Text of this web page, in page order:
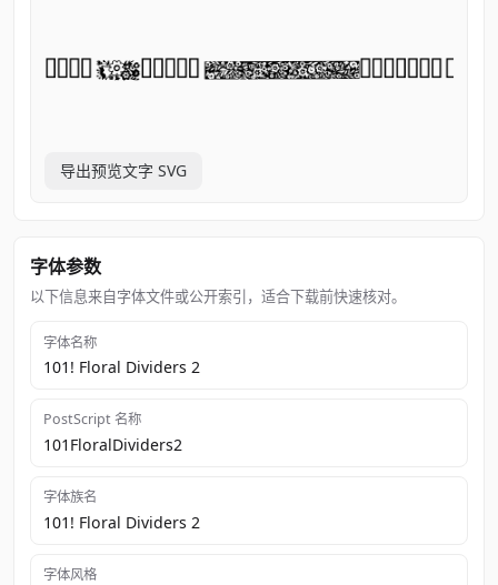
导出预览文字 SVG
字体参数
以下信息来自字体文件或公开索引，适合下载前快速核对。
字体名称
101! Floral Dividers 2
PostScript 名称
101FloralDividers2
字体族名
101! Floral Dividers 2
字体风格